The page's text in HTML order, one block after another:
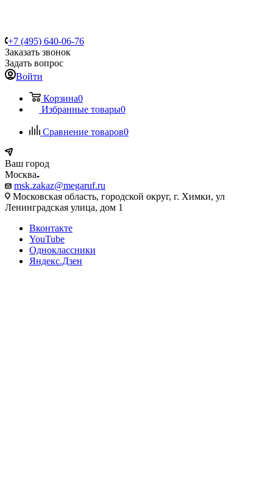
+7 (495) 640-06-76
Заказать звонок
Задать вопрос
Войти
Корзина0
Избранные товары0
Сравнение товаров0
Ваш город
Москва
msk.zakaz@megaruf.ru
Московская область, городской округ, г. Химки, ул
Ленинградская улица, дом 1
Вконтакте
YouTube
Одноклассники
Яндекс.Дзен